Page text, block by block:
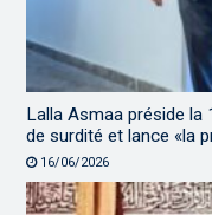
Lalla Asmaa préside
de surdité et lance «la
16/06/2026